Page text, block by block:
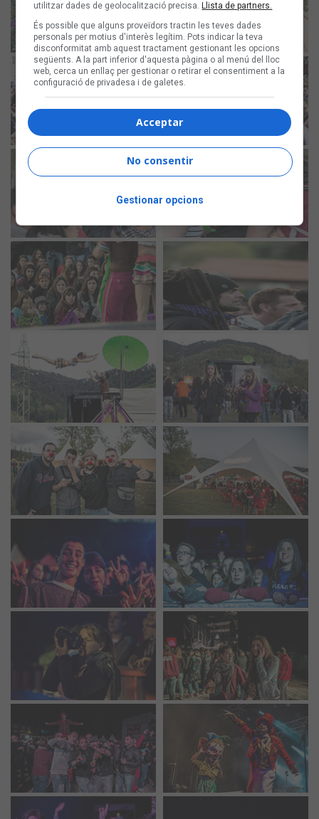
utilitzar dades de geolocalització precisa. Llista de partners.
És possible que alguns proveïdors tractin les teves dades
personals per motius d'interès legítim. Pots indicar la teva
disconformitat amb aquest tractament gestionant les opcions
següents. A la part inferior d'aquesta pàgina o al menú del lloc
web, cerca un enllaç per gestionar o retirar el consentiment a la
configuració de privadesa i de galetes.
Acceptar
No consentir
Gestionar opcions